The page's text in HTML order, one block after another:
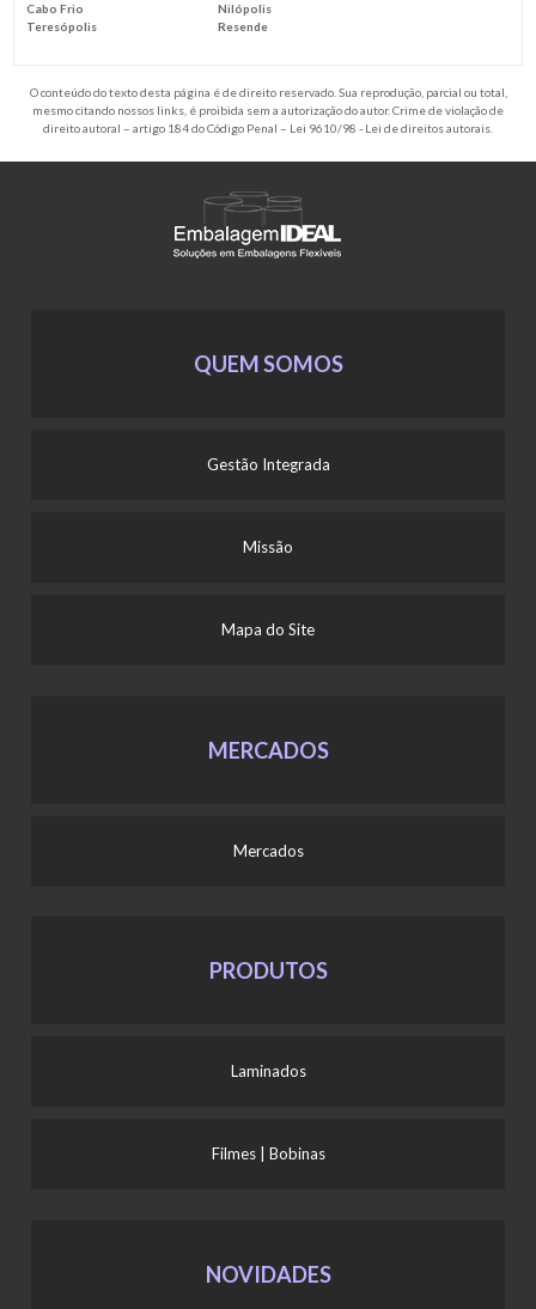
Cabo Frio
Nilópolis
Teresópolis
Resende
O conteúdo do texto desta página é de direito reservado. Sua reprodução, parcial ou total,
mesmo citando nossos links, é proibida sem a autorização do autor. Crime de violação de
direito autoral – artigo 184 do Código Penal – Lei 9610/98 - Lei de direitos autorais.
QUEM SOMOS
Gestão Integrada
Missão
Mapa do Site
MERCADOS
Mercados
PRODUTOS
Laminados
Filmes | Bobinas
NOVIDADES